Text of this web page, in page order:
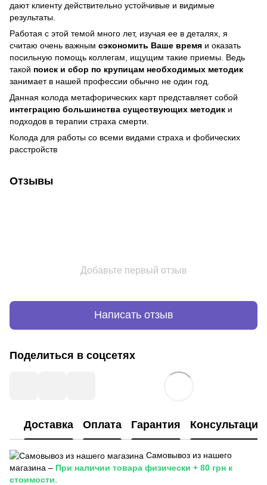
дают клиенту действительно устойчивые и видимые
результаты.
Работая с этой темой много лет, изучая ее в деталях, я
считаю очень важным сэкономить Ваше время и оказать
посильную помощь коллегам, ищущим такие приемы. Ведь
такой поиск и сбор по крупицам необходимых методик
занимает в нашей профессии обычно не один год.
Данная колода метафорических карт представляет собой
интеграцию большинства существующих методик и
подходов в терапии страха смерти.
Колода для работы со всеми видами страха и фобических
расстройств
Отзывы
Добавьте первый отзыв
Написать отзыв
Поделиться в соцсетях
Доставка Оплата Гарантия Консультация
Самовывоз из нашего
магазина – При наличии товара физически + 80 грн к
стоимости